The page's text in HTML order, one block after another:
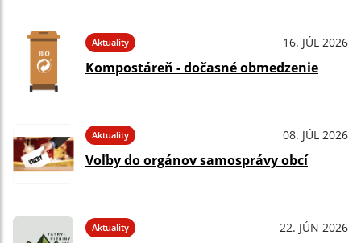
Aktuality 16. JÚL 2026
Kompostáreň - dočasné obmedzenie
Aktuality 08. JÚL 2026
Voľby do orgánov samosprávy obcí
Aktuality 22. JÚN 2026